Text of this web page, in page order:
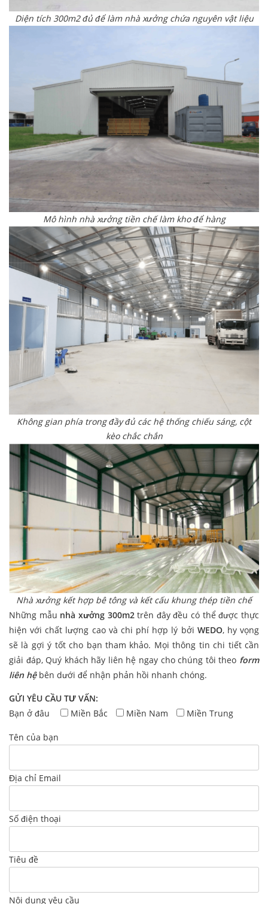
Diện tích 300m2 đủ để làm nhà xưởng chứa nguyên vật liệu
Mô hình nhà xưởng tiền chế làm kho để hàng
Không gian phía trong đầy đủ các hệ thống chiếu sáng, cột
kèo chắc chắn
Nhà xưởng kết hợp bê tông và kết cấu khung thép tiền chế
Những mẫu nhà xưởng 300m2trên đây đều có thể được thực
hiện với chất lượng cao và chi phí hợp lý bởi WEDO, hy vọng
sẽ là gợi ý tốt cho bạn tham khảo. Mọi thông tin chi tiết cần
giải đáp, Quý khách hãy liên hệ ngay cho chúng tôi theo form
liên hệbên dưới để nhận phản hồi nhanh chóng.
GỬI YÊU CẦU TƯ VẤN:
Bạn ở đâu
Miền Bắc Miền Nam Miền Trung
Tên của bạn
Địa chỉ Email
Số điện thoại
Tiêu đề
Nội dung yêu cầu